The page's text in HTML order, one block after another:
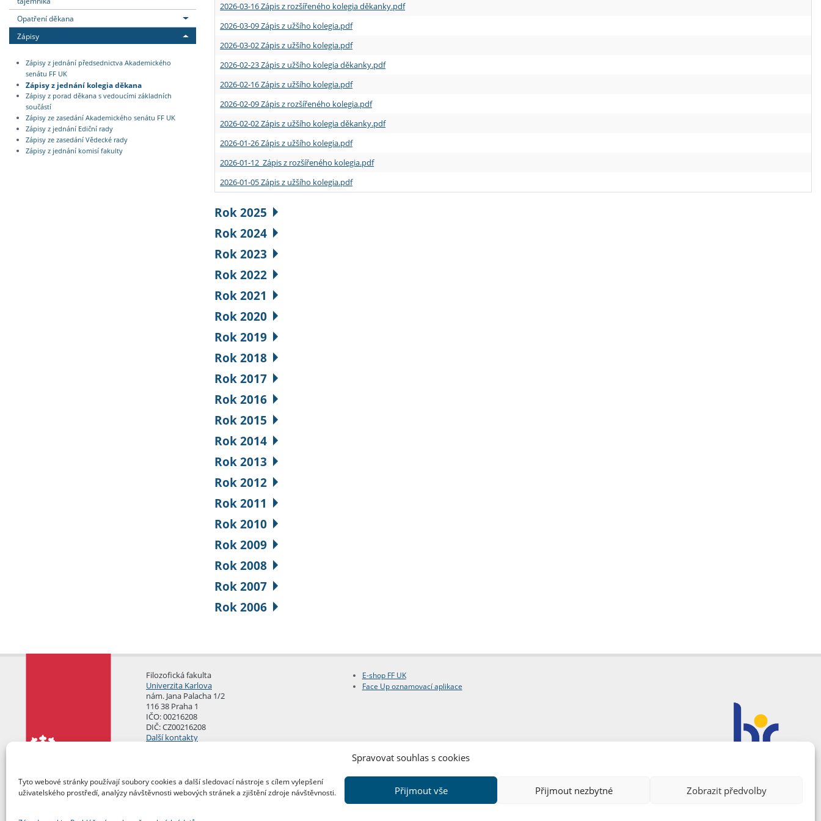
Spravovat souhlas s cookies
Tyto webové stránky používají soubory cookies a další sledovací nástroje s cílem vylepšení
uživatelského prostředí, analýzy návštěvnosti webových stránek a zjištění zdroje návštěvnosti.
Přijmout vše Přijmout nezbytné Zobrazit předvolby
Opatření děkana
Zápisy
Zápisy z jednání předsednictva Akademického
senátu FF UK
Zápisy z jednání kolegia děkana
Zápisy z porad děkana s vedoucími základních
součástí
Zápisy ze zasedání Akademického senátu FF UK
Zápisy z jednání Ediční rady
Zápisy ze zasedání Vědecké rady
Zápisy z jednání komisí fakulty
2026-03-16 Zápis z rozšířeného kolegia děkanky.pdf
2026-03-09 Zápis z užšího kolegia.pdf
2026-03-02 Zápis z užšího kolegia.pdf
2026-02-23 Zápis z užšího kolegia děkanky.pdf
2026-02-16 Zápis z užšího kolegia.pdf
2026-02-09 Zápis z rozšířeného kolegia.pdf
2026-02-02 Zápis z užšího kolegia děkanky.pdf
2026-01-26 Zápis z užšího kolegia.pdf
2026-01-12 Zápis z rozšířeného kolegia.pdf
2026-01-05 Zápis z užšího kolegia.pdf
Rok 2025
Rok 2024
Rok 2023
Rok 2022
Rok 2021
Rok 2020
Rok 2019
Rok 2018
Rok 2017
Rok 2016
Rok 2015
Rok 2014
Rok 2013
Rok 2012
Rok 2011
Rok 2010
Rok 2009
Rok 2008
Rok 2007
Rok 2006
Filozofická fakulta
Univerzita Karlova
nám. Jana Palacha 1/2
116 38 Praha 1
IČO: 00216208
DIČ: CZ00216208
Další kontakty
E-shop FF UK
Face Up oznamovací aplikace